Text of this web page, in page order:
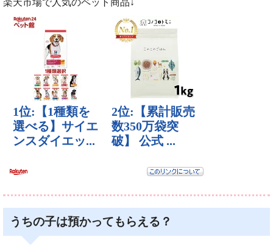
楽天市場で人気のペット商品↓
うちの子は預かってもらえる？